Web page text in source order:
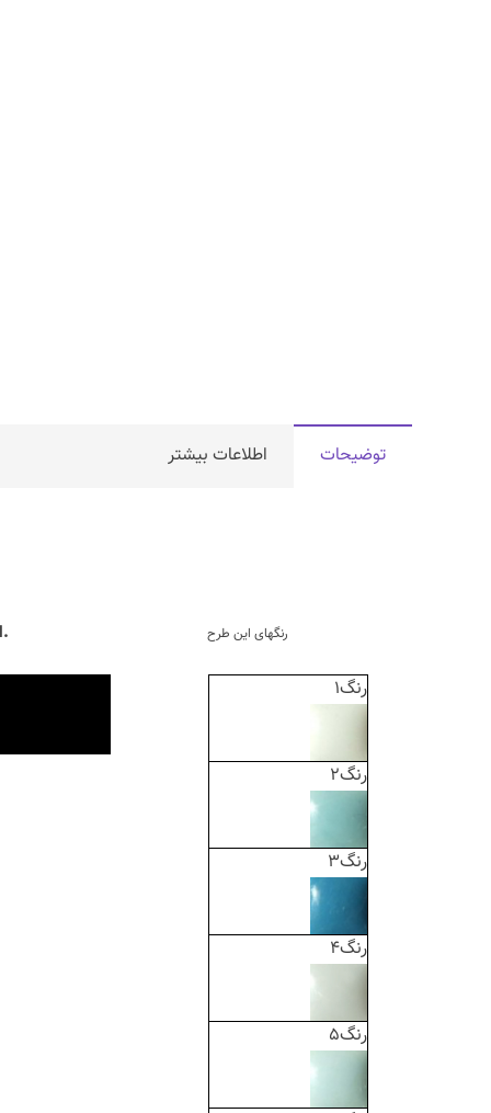
توضیحات اطلاعات بیشتر
رنگهای این طرح
رنگ1
رنگ2
رنگ3
رنگ4
رنگ5
ابتدا روی رنگ مورد نظر در طرح کلیک کنید. سپس از کالیته مقابل، رنگ جایگزین را انتخاب نمایید.